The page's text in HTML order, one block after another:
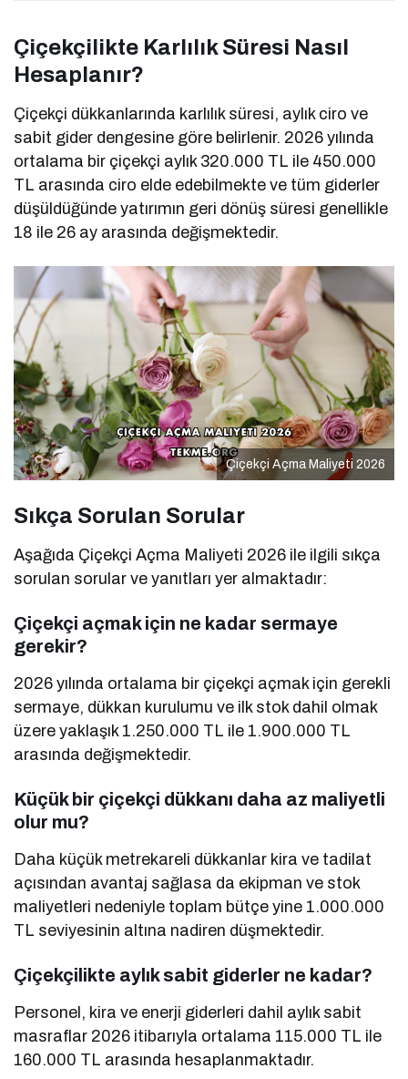
Çiçekçilikte Karlılık Süresi Nasıl
Hesaplanır?
Çiçekçi dükkanlarında karlılık süresi, aylık ciro ve
sabit gider dengesine göre belirlenir. 2026 yılında
ortalama bir çiçekçi aylık 320.000 TL ile 450.000
TL arasında ciro elde edebilmekte ve tüm giderler
düşüldüğünde yatırımın geri dönüş süresi genellikle
18 ile 26 ay arasında değişmektedir.
Çiçekçi Açma Maliyeti 2026
Sıkça Sorulan Sorular
Aşağıda Çiçekçi Açma Maliyeti 2026 ile ilgili sıkça
sorulan sorular ve yanıtları yer almaktadır:
Çiçekçi açmak için ne kadar sermaye
gerekir?
2026 yılında ortalama bir çiçekçi açmak için gerekli
sermaye, dükkan kurulumu ve ilk stok dahil olmak
üzere yaklaşık 1.250.000 TL ile 1.900.000 TL
arasında değişmektedir.
Küçük bir çiçekçi dükkanı daha az maliyetli
olur mu?
Daha küçük metrekareli dükkanlar kira ve tadilat
açısından avantaj sağlasa da ekipman ve stok
maliyetleri nedeniyle toplam bütçe yine 1.000.000
TL seviyesinin altına nadiren düşmektedir.
Çiçekçilikte aylık sabit giderler ne kadar?
Personel, kira ve enerji giderleri dahil aylık sabit
masraflar 2026 itibarıyla ortalama 115.000 TL ile
160.000 TL arasında hesaplanmaktadır.